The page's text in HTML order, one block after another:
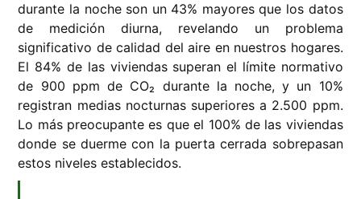
durante la noche son un 43% mayores que los datos
de medición diurna, revelando un problema
significativo de calidad del aire en nuestros hogares.
El 84% de las viviendas superan el límite normativo
de 900 ppm de CO₂ durante la noche, y un 10%
registran medias nocturnas superiores a 2.500 ppm.
Lo más preocupante es que el 100% de las viviendas
donde se duerme con la puerta cerrada sobrepasan
estos niveles establecidos.